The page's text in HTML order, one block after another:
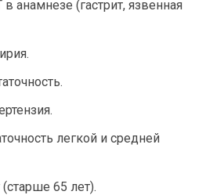
анамнезе (гастрит, язвенная
легкой и средней
65 лет).